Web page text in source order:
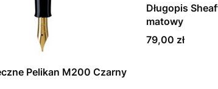
Pelikan M200 Czarny
Długopis
matowy
Cena
79,00 zł